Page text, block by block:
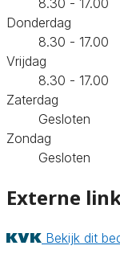
Donderdag
8.30 - 17.00
Vrijdag
8.30 - 17.00
Zaterdag
Gesloten
Zondag
Gesloten
Externe
Bekijk dit